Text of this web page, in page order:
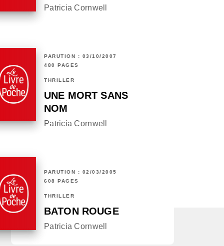
Patricia Cornwell
PARUTION : 03/10/2007
480 PAGES
THRILLER
UNE MORT SANS
NOM
Patricia Cornwell
PARUTION : 02/03/2005
608 PAGES
THRILLER
BATON ROUGE
Patricia Cornwell